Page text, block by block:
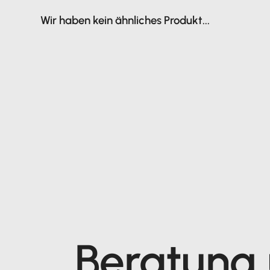
Wir haben kein ähnliches Produkt...